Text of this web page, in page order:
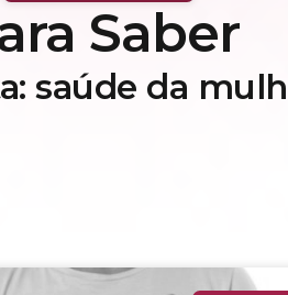
Saber
saúde da